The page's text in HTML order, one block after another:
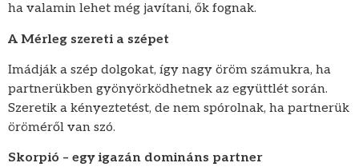
ha valamin lehet még javítani, ők fognak.
A Mérleg szereti a szépet
Imádják a szép dolgokat, így nagy öröm számukra, ha
partnerükben gyönyörködhetnek az együttlét során.
Szeretik a kényeztetést, de nem spórolnak, ha partnerük
öröméről van szó.
Skorpió – egy igazán domináns partner